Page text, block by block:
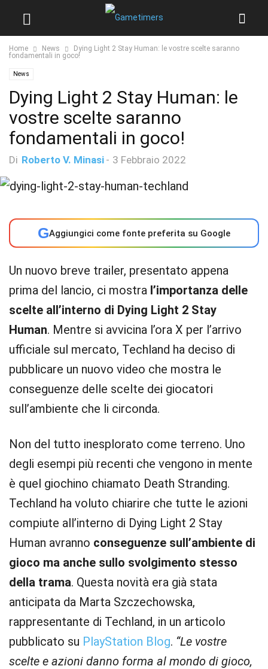
Home News
Dying Light 2 Stay Human: le vostre scelte saranno
fondamentali in goco!
News
Dying Light 2 Stay Human: le
vostre scelte saranno
fondamentali in goco!
Di Roberto V. Minasi - 3 Febbraio 2022
GAggiungici come fonte preferita su Google
Un nuovo breve trailer, presentato appena
prima del lancio, ci mostra l’importanza delle
scelte all’interno di Dying Light 2 Stay
Human. Mentre si avvicina l’ora X per l’arrivo
ufficiale sul mercato, Techland ha deciso di
pubblicare un nuovo video che mostra le
conseguenze delle scelte dei giocatori
sull’ambiente che li circonda.
Non del tutto inesplorato come terreno. Uno
degli esempi più recenti che vengono in mente
è quel giochino chiamato Death Stranding.
Techland ha voluto chiarire che tutte le azioni
compiute all’interno di Dying Light 2 Stay
Human avranno conseguenze sull’ambiente di
gioco ma anche sullo svolgimento stesso
della trama. Questa novità era già stata
anticipata da Marta Szczechowska,
rappresentante di Techland, in un articolo
pubblicato su PlayStation Blog. “Le vostre
scelte e azioni danno forma al mondo di gioco,